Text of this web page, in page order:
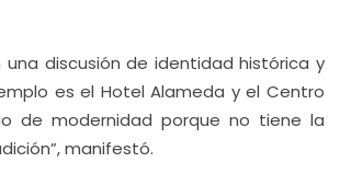
discusión de identidad histórica y
es el Hotel Alameda y el Centro
de modernidad porque no tiene la
manifestó.